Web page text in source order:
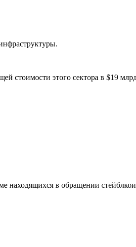
стоимости этого сектора в $19
находящихся в обращении